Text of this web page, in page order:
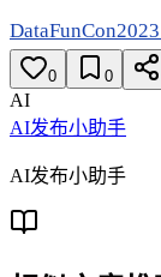
0 0
AI
AI发布小助手
AI发布小助手